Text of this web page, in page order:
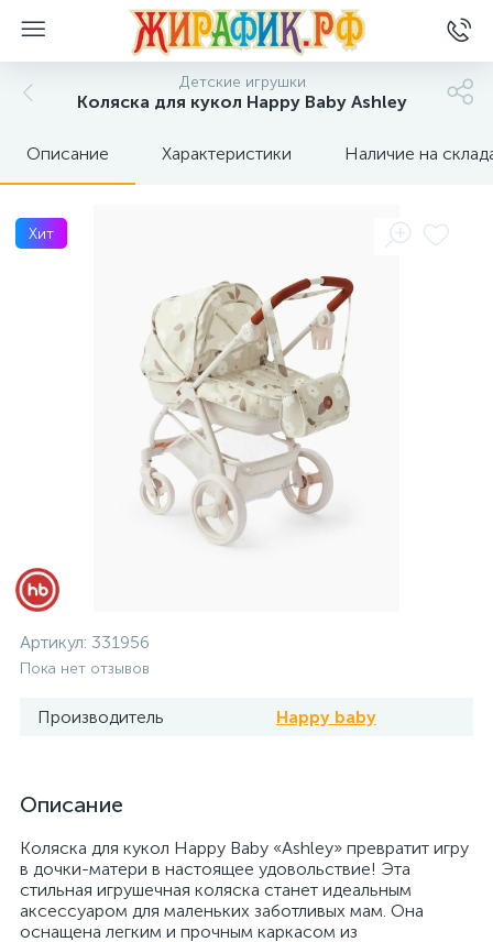
Детские игрушки
Коляска для кукол Happy Baby Ashley
Описание Характеристики Наличие на
Хит
Артикул: 331956
Пока нет отзывов
Производитель Happy baby
Описание
Коляска для кукол Happy Baby «Ashley» превратит игру
в дочки-матери в настоящее удовольствие! Эта
стильная игрушечная коляска станет идеальным
аксессуаром для маленьких заботливых мам. Она
оснащена легким и прочным каркасом из